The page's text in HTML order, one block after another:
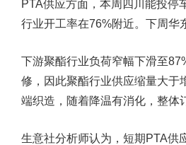
PTA供应方面，本周四川能投停
行业开工率在76%附近。下周华
下游聚酯行业负荷窄幅下滑至
修，因此聚酯行业供应缩量大于
端织造，随着降温有消化，整体
生意社分析师认为，短期PTA供